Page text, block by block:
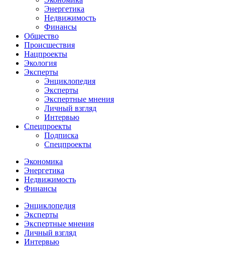
Энергетика
Недвижимость
Финансы
Общество
Происшествия
Нацпроекты
Экология
Эксперты
Энциклопедия
Эксперты
Экспертные мнения
Личный взгляд
Интервью
Спецпроекты
Подписка
Спецпроекты
Экономика
Энергетика
Недвижимость
Финансы
Энциклопедия
Эксперты
Экспертные мнения
Личный взгляд
Интервью